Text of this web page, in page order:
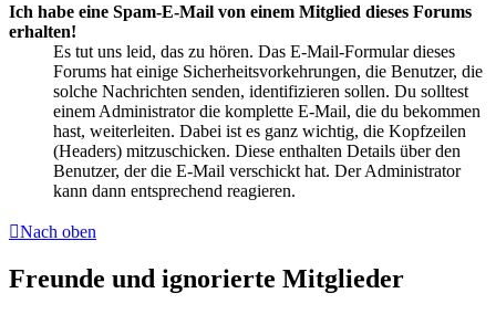
Ich habe eine Spam-E-Mail von einem Mitglied dieses Forums
erhalten!
Es tut uns leid, das zu hören. Das E-Mail-Formular dieses
Forums hat einige Sicherheitsvorkehrungen, die Benutzer, die
solche Nachrichten senden, identifizieren sollen. Du solltest
einem Administrator die komplette E-Mail, die du bekommen
hast, weiterleiten. Dabei ist es ganz wichtig, die Kopfzeilen
(Headers) mitzuschicken. Diese enthalten Details über den
Benutzer, der die E-Mail verschickt hat. Der Administrator
kann dann entsprechend reagieren.
Nach oben
Freunde und ignorierte Mitglieder